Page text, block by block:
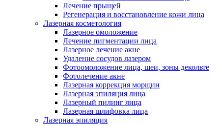
Лечение прыщей
Регенерация и восстановление кожи лица
Лазерная косметология
Лазерное омоложение
Лечение пигментации лица
Лазерное лечение акне
Удаление сосудов лазером
Фотоомоложение лица, шеи, зоны декольте
Фотолечение акне
Лазерная коррекция морщин
Лазерная эпиляция лица
Лазерный пилинг лица
Лазерная шлифовка лица
Лазерная эпиляция